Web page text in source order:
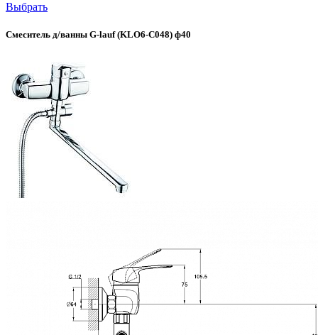
Выбрать
Смеситель д/ванны G-lauf (KLO6-C048) ф40